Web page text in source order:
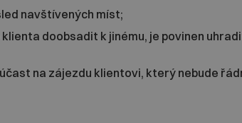
navštívených míst;
doobsadit k jinému, je povinen
na zájezdu klientovi, který nebude